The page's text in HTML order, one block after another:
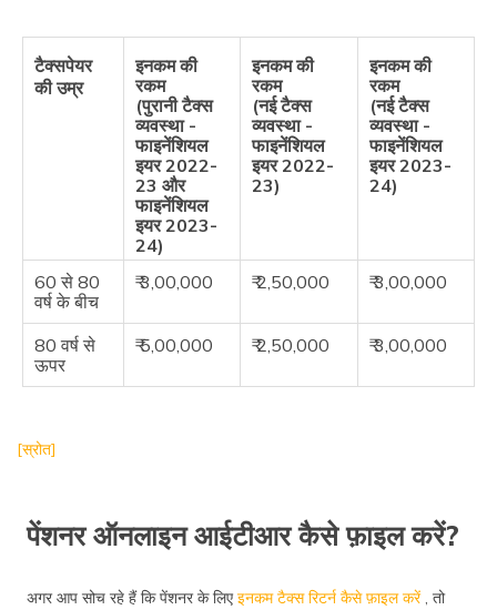
टैक्सपेयर
की उम्र
इनकम की
रकम
(पुरानी टैक्स
व्यवस्था -
फाइनेंशियल
इयर 2022-
23 और
फाइनेंशियल
इयर 2023-
24)
इनकम की
रकम
(नई टैक्स
व्यवस्था -
फाइनेंशियल
इयर 2022-
23)
इनकम की
रकम
(नई टैक्स
व्यवस्था -
फाइनेंशियल
इयर 2023-
24)
60 से 80
वर्ष के बीच
₹ 3,00,000 ₹ 2,50,000 ₹ 3,00,000
80 वर्ष से
ऊपर
₹ 5,00,000 ₹ 2,50,000 ₹ 3,00,000
[स्रोत]
पेंशनर ऑनलाइन आईटीआर कैसे फ़ाइल करें?
अगर आप सोच रहे हैं कि पेंशनर के लिए इनकम टैक्स रिटर्न कैसे फ़ाइल करें, तो